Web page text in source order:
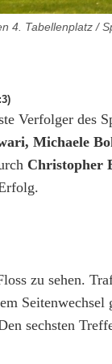
4. Tabellenplatz /
Verfolger des
Michaele
Christopher
zu sehen.
sechsten